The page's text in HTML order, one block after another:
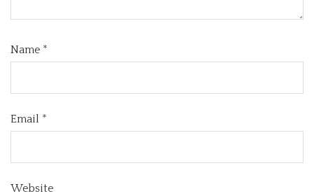
Name *
Email *
Website